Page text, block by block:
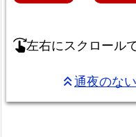
swipe_right左右にスクロール
keyboard_double_arrow_up通夜のな